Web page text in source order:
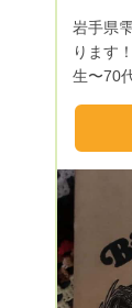
岩手県
ります
生〜70
ベツ、
ス、ピ
ロコシ
つまい
さんの
あきた
す。 なるべく皆様のご希望に沿ったお野